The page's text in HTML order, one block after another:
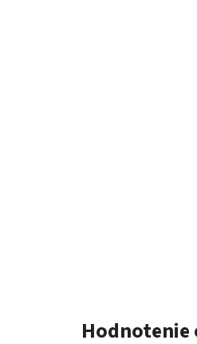
Hodnotenie